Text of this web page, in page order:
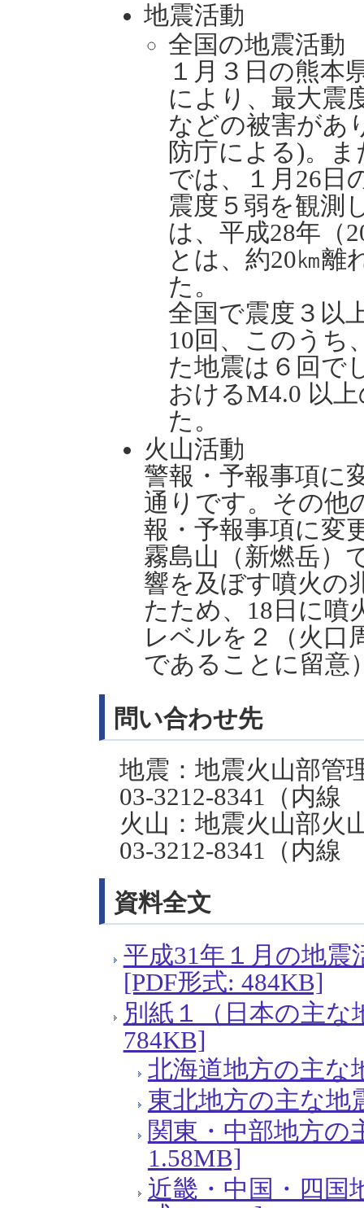
地震活動
全国の地震活動
１月３日の熊本
により、最大震
などの被害があ
防庁による)。
では、１月26日
震度５弱を観測
は、平成28年（
とは、約20㎞離
た。
全国で震度３以
10回、このうち
た地震は６回で
おけるM4.0 以
た。
火山活動
警報・予報事項に
通りです。その他
報・予報事項に変
霧島山（新燃岳）
響を及ぼす噴火の
たため、18日に噴
レベルを２（火口
であることに留意
問い合わせ先
地震：地震火山部
03-3212-8341（内線
火山：地震火山部
03-3212-8341（内線
資料全文
平成31年１月の地
[PDF形式: 484KB]
別紙１（日本の主な
784KB]
北海道地方の主な
東北地方の主な地
関東・中部地方の
1.58MB]
近畿・中国・四国